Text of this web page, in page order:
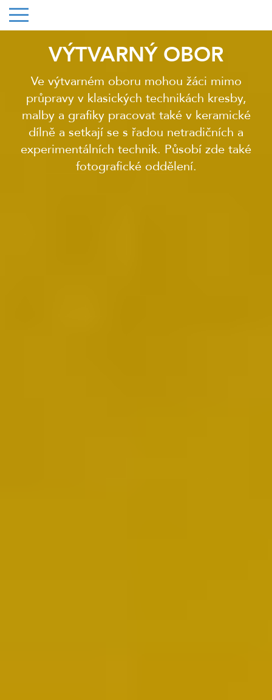
VÝTVARNÝ OBOR
Ve výtvarném oboru mohou žáci mimo
průpravy v klasických technikách kresby,
malby a grafiky pracovat také v keramické
dílně a setkají se s řadou netradičních a
experimentálních technik. Působí zde také
fotografické oddělení.